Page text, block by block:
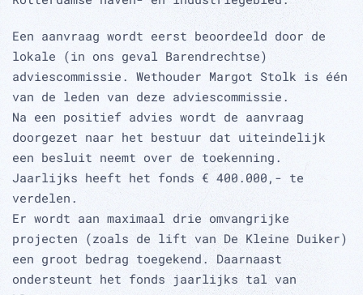
Een aanvraag wordt eerst beoordeeld door de
lokale (in ons geval Barendrechtse)
adviescommissie. Wethouder Margot Stolk is één
van de leden van deze adviescommissie.
Na een positief advies wordt de aanvraag
doorgezet naar het bestuur dat uiteindelijk
een besluit neemt over de toekenning.
Jaarlijks heeft het fonds € 400.000,- te
verdelen.
Er wordt aan maximaal drie omvangrijke
projecten (zoals de lift van De Kleine Duiker)
een groot bedrag toegekend. Daarnaast
ondersteunt het fonds jaarlijks tal van